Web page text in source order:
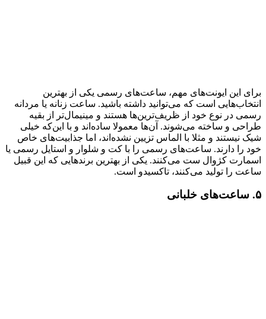
برای این ایونت‌های مهم، ساعت‌های رسمی یکی از بهترین
انتخاب‌هایی است که می‌توانید داشته باشید. ساعت‌ زنانه یا مردانه
رسمی در نوع خود از ظریف‌ترین‌ها هستند و مینیمال‌تر از بقیه
طراحی و ساخته می‌شوند. آن‌ها معمولا ساده‌اند و با این‌که خیلی
شیک نیستند و مثلا با الماس تزیین نشده‌اند، اما جذابیت‌های خاص
خود را دارند. ساعت‌های رسمی را با کت و شلوار و استایل رسمی یا
اسمارت کژوال ست می‌کنند. یکی از بهترین برندهایی که این قبیل
ساعت را تولید می‌کنند، تاکسیدو است.
۵. ساعت‌های خلبانی